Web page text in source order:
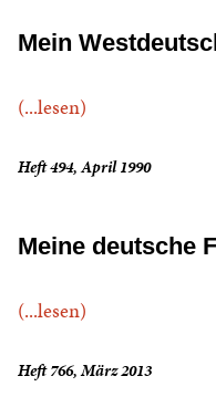
Mein
(...lesen)
Heft 494, April 1990
Meine deutsche
(...lesen)
Heft 766, März 2013